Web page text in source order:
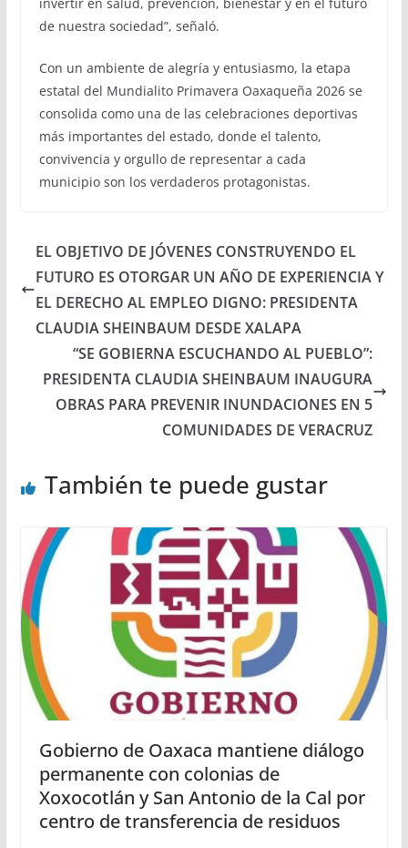
de nuestra sociedad”, señaló.
Con un ambiente de alegría y entusiasmo, la etapa
estatal del Mundialito Primavera Oaxaqueña 2026 se
consolida como una de las celebraciones deportivas
más importantes del estado, donde el talento,
convivencia y orgullo de representar a cada
municipio son los verdaderos protagonistas.
EL OBJETIVO DE JÓVENES CONSTRUYENDO EL
FUTURO ES OTORGAR UN AÑO DE EXPERIENCIA Y
EL DERECHO AL EMPLEO DIGNO: PRESIDENTA
CLAUDIA SHEINBAUM DESDE XALAPA
“SE GOBIERNA ESCUCHANDO AL PUEBLO”:
PRESIDENTA CLAUDIA SHEINBAUM INAUGURA
OBRAS PARA PREVENIR INUNDACIONES EN 5
COMUNIDADES DE VERACRUZ
También te puede gustar
Gobierno de Oaxaca mantiene diálogo
permanente con colonias de
Xoxocotlán y San Antonio de la Cal por
centro de transferencia de residuos